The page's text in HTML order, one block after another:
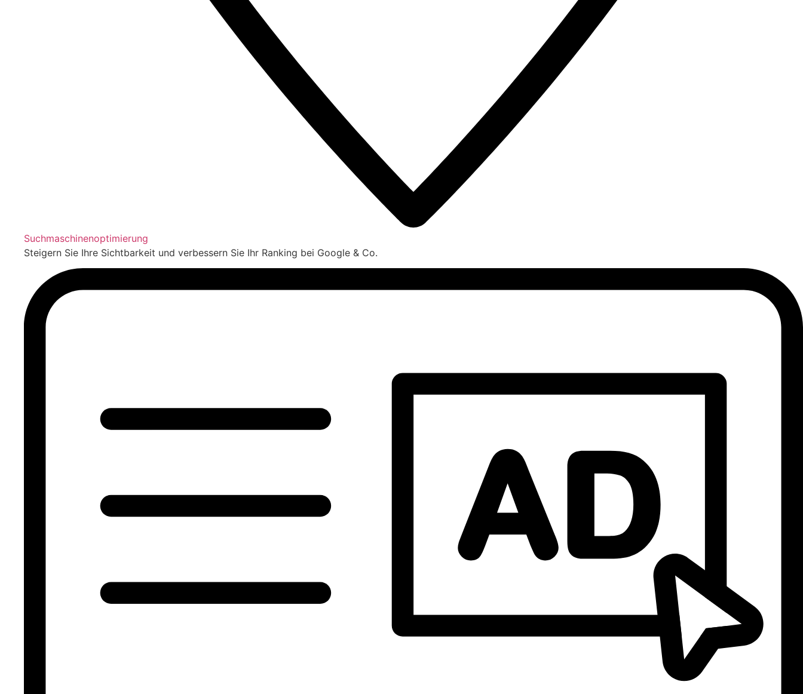
Suchmaschinenoptimierung
Steigern Sie Ihre Sichtbarkeit und verbessern Sie Ihr Ranking bei Google & Co.